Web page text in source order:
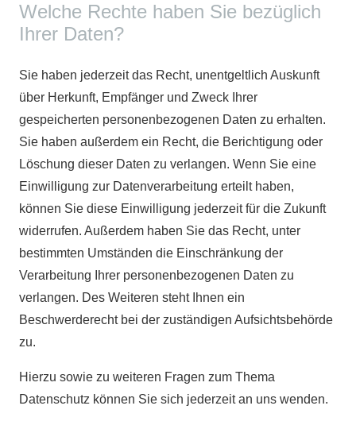
Welche Rechte haben Sie bezüglich
Ihrer Daten?
Sie haben jederzeit das Recht, unentgeltlich Auskunft
über Herkunft, Empfänger und Zweck Ihrer
gespeicherten personenbezogenen Daten zu erhalten.
Sie haben außerdem ein Recht, die Berichtigung oder
Löschung dieser Daten zu verlangen. Wenn Sie eine
Einwilligung zur Datenverarbeitung erteilt haben,
können Sie diese Einwilligung jederzeit für die Zukunft
widerrufen. Außerdem haben Sie das Recht, unter
bestimmten Umständen die Einschränkung der
Verarbeitung Ihrer personenbezogenen Daten zu
verlangen. Des Weiteren steht Ihnen ein
Beschwerderecht bei der zuständigen Aufsichtsbehörde
zu.
Hierzu sowie zu weiteren Fragen zum Thema
Datenschutz können Sie sich jederzeit an uns wenden.